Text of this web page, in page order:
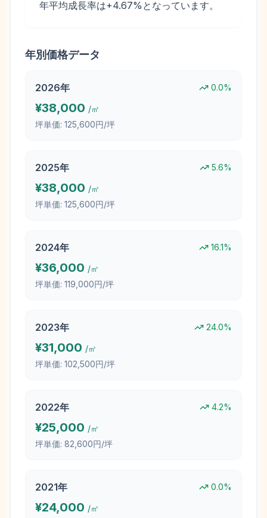
年平均成長率は+4.67%となっています。
年別価格データ
2026年 0.0%
¥38,000 /㎡
坪単価: 125,600円/坪
2025年 5.6%
¥38,000 /㎡
坪単価: 125,600円/坪
2024年 16.1%
¥36,000 /㎡
坪単価: 119,000円/坪
2023年 24.0%
¥31,000 /㎡
坪単価: 102,500円/坪
2022年 4.2%
¥25,000 /㎡
坪単価: 82,600円/坪
2021年 0.0%
¥24,000 /㎡